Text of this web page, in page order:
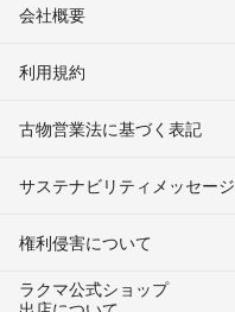
会社概要
利用規約
古物営業法に基づく表記
サステナビリティメッセージ
権利侵害について
ラクマ公式ショップ